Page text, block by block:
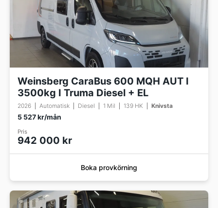
Weinsberg CaraBus 600 MQH AUT I
3500kg I Truma Diesel + EL
2026 Automatisk Diesel 1 Mil 139 HK Knivsta
5 527 kr/mån
Pris
942 000 kr
Boka provkörning